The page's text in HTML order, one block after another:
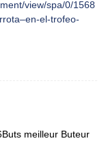
view/spa/0/1568
el-trofeo-
meilleur Buteur